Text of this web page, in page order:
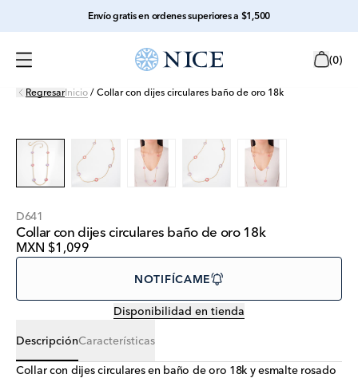
Envío gratis en ordenes superiores a $1,500
(0)
RegresarInicio / Collar con dijes circulares baño de oro 18k
D641
Collar con dijes circulares baño de oro 18k
MXN $1,099
NOTIFÍCAME
Disponibilidad en tienda
DescripciónCaracterísticas
Collar con dijes circulares en baño de oro 18k y esmalte rosado